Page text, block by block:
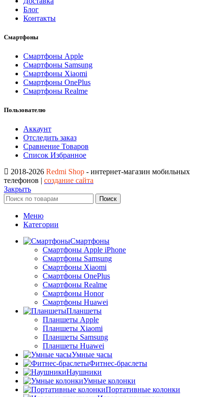
Блог
Контакты
Смартфоны
Смартфоны Apple
Смартфоны Samsung
Смартфоны Xiaomi
Смартфоны OnePlus
Смартфоны Realme
Пользователю
Аккаунт
Отследить заказ
Сравнение Товаров
Список Избранное
2018-2026 Redmi Shop - интернет-магазин мобильных
телефонов | создание сайта
Закрыть
Поиск
Меню
Категории
Смартфоны
Смартфоны Apple iPhone
Смартфоны Samsung
Смартфоны Xiaomi
Смартфоны OnePlus
Смартфоны Realme
Смартфоны Honor
Смартфоны Huawei
Планшеты
Планшеты Apple
Планшеты Xiaomi
Планшеты Samsung
Планшеты Huawei
Умные часы
Фитнес-браслеты
Наушники
Умные колонки
Портативные колонки